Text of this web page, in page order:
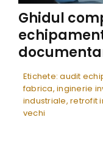
Ghidul
Etichete:audit
fabrica,inginerie
industriale,retrofit
vechi